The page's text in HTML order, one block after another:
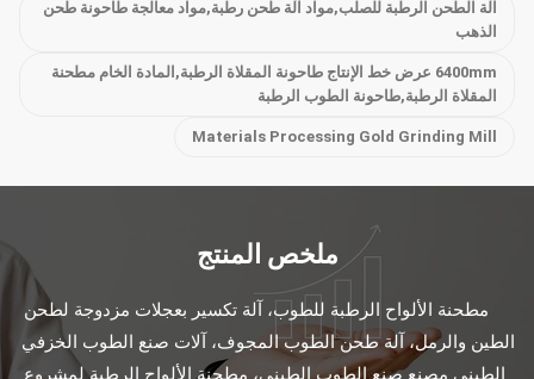
آلة الطحن الرطبة للصلب,مواد آلة طحن رطبة,مواد معالجة طاحونة طحن
الذهب
6400mm عرض خط الإنتاج طاحونة المقلاة الرطبة,المادة الخام مطحنة
المقلاة الرطبة,طاحونة الطوب الرطبة
Materials Processing Gold Grinding Mill
ملخص المنتج